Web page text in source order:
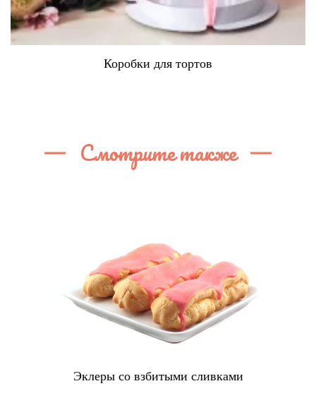
Коробки для тортов
Смотрите также
Эклеры со взбитыми сливками